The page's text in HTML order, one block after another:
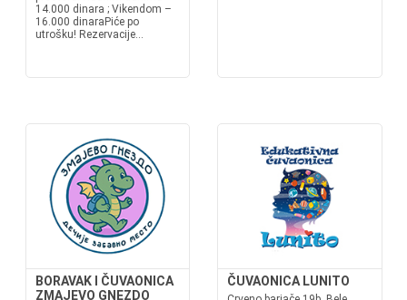
14.000 dinara ; Vikendom –
16.000 dinaraPiće po
utrošku! Rezervacije...
BORAVAK I ČUVAONICA
ZMAJEVO GNEZDO
ČUVAONICA LUNITO